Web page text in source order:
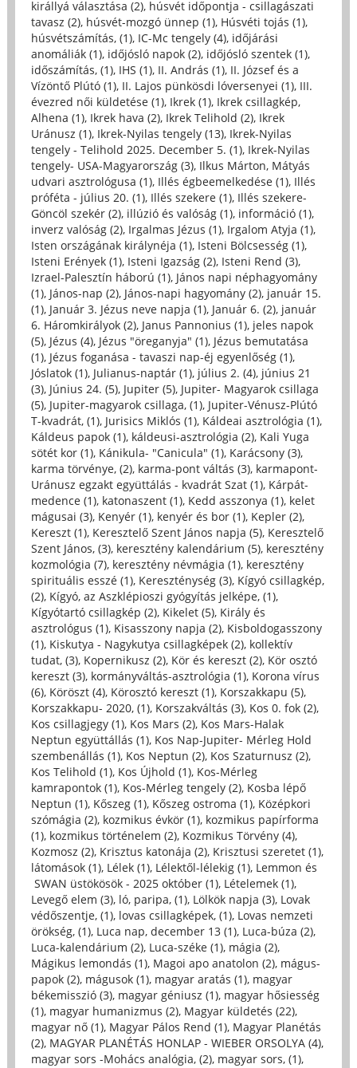
királlyá választása (2), húsvét időpontja - csillagászati
tavasz (2), húsvét-mozgó ünnep (1), Húsvéti tojás (1),
húsvétszámítás, (1), IC-Mc tengely (4), időjárási
anomáliák (1), időjósló napok (2), időjósló szentek (1),
időszámítás, (1), IHS (1), II. András (1), II. József és a
Vízöntő Plútó (1), II. Lajos pünkösdi lóversenyei (1), III.
évezred női küldetése (1), Ikrek (1), Ikrek csillagkép,
Alhena (1), Ikrek hava (2), Ikrek Telihold (2), Ikrek
Uránusz (1), Ikrek-Nyilas tengely (13), Ikrek-Nyilas
tengely - Telihold 2025. December 5. (1), Ikrek-Nyilas
tengely- USA-Magyarország (3), Ilkus Márton, Mátyás
udvari asztrológusa (1), Illés égbeemelkedése (1), Illés
próféta - július 20. (1), Illés szekere (1), Illés szekere-
Göncöl szekér (2), illúzió és valóság (1), információ (1),
inverz valóság (2), Irgalmas Jézus (1), Irgalom Atyja (1),
Isten országának királynéja (1), Isteni Bölcsesség (1),
Isteni Erények (1), Isteni Igazság (2), Isteni Rend (3),
Izrael-Palesztín háború (1), János napi néphagyomány
(1), János-nap (2), János-napi hagyomány (2), január 15.
(1), Január 3. Jézus neve napja (1), Január 6. (2), január
6. Háromkirályok (2), Janus Pannonius (1), jeles napok
(5), Jézus (4), Jézus "öreganyja" (1), Jézus bemutatása
(1), Jézus foganása - tavaszi nap-éj egyenlőség (1),
Jóslatok (1), Julianus-naptár (1), július 2. (4), június 21
(3), Június 24. (5), Jupiter (5), Jupiter- Magyarok csillaga
(5), Jupiter-magyarok csillaga, (1), Jupiter-Vénusz-Plútó
T-kvadrát, (1), Jurisics Miklós (1), Káldeai asztrológia (1),
Káldeus papok (1), káldeusi-asztrológia (2), Kali Yuga
sötét kor (1), Kánikula- "Canicula" (1), Karácsony (3),
karma törvénye, (2), karma-pont váltás (3), karmapont-
Uránusz egzakt együttálás - kvadrát Szat (1), Kárpát-
medence (1), katonaszent (1), Kedd asszonya (1), kelet
mágusai (3), Kenyér (1), kenyér és bor (1), Kepler (2),
Kereszt (1), Keresztelő Szent János napja (5), Keresztelő
Szent János, (3), keresztény kalendárium (5), keresztény
kozmológia (7), keresztény névmágia (1), keresztény
spirituális esszé (1), Kereszténység (3), Kígyó csillagkép,
(2), Kígyó, az Aszklépioszi gyógyítás jelképe, (1),
Kígyótartó csillagkép (2), Kikelet (5), Király és
asztrológus (1), Kisasszony napja (2), Kisboldogasszony
(1), Kiskutya - Nagykutya csillagképek (2), kollektív
tudat, (3), Kopernikusz (2), Kör és kereszt (2), Kör osztó
kereszt (3), kormányváltás-asztrológia (1), Korona vírus
(6), Köröszt (4), Körosztó kereszt (1), Korszakkapu (5),
Korszakkapu- 2020, (1), Korszakváltás (3), Kos 0. fok (2),
Kos csillagjegy (1), Kos Mars (2), Kos Mars-Halak
Neptun együttállás (1), Kos Nap-Jupiter- Mérleg Hold
szembenállás (1), Kos Neptun (2), Kos Szaturnusz (2),
Kos Telihold (1), Kos Újhold (1), Kos-Mérleg
kamrapontok (1), Kos-Mérleg tengely (2), Kosba lépő
Neptun (1), Kőszeg (1), Kőszeg ostroma (1), Középkori
szómágia (2), kozmikus évkör (1), kozmikus papírforma
(1), kozmikus történelem (2), Kozmikus Törvény (4),
Kozmosz (2), Krisztus katonája (2), Krisztusi szeretet (1),
látomások (1), Lélek (1), Lélektől-lélekig (1), Lemmon és
SWAN üstökösök - 2025 október (1), Lételemek (1),
Levegő elem (3), ló, paripa, (1), Lölkök napja (3), Lovak
védőszentje, (1), lovas csillagképek, (1), Lovas nemzeti
örökség, (1), Luca nap, december 13 (1), Luca-búza (2),
Luca-kalendárium (2), Luca-széke (1), mágia (2),
Mágikus lemondás (1), Magoi apo anatolon (2), mágus-
papok (2), mágusok (1), magyar aratás (1), magyar
békemisszió (3), magyar géniusz (1), magyar hősiesség
(1), magyar humanizmus (2), Magyar küldetés (22),
magyar nő (1), Magyar Pálos Rend (1), Magyar Planétás
(2), MAGYAR PLANÉTÁS HONLAP - WIEBER ORSOLYA (4),
magyar sors -Mohács analógia, (2), magyar sors, (1),